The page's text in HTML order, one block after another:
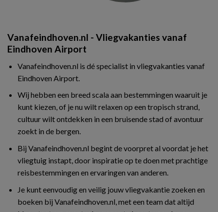
Vanafeindhoven.nl - Vliegvakanties vanaf
Eindhoven Airport
Vanafeindhoven.nl is dé specialist in vliegvakanties vanaf
Eindhoven Airport.
Wij hebben een breed scala aan bestemmingen waaruit je
kunt kiezen, of je nu wilt relaxen op een tropisch strand,
cultuur wilt ontdekken in een bruisende stad of avontuur
zoekt in de bergen.
Bij Vanafeindhoven.nl begint de voorpret al voordat je het
vliegtuig instapt, door inspiratie op te doen met prachtige
reisbestemmingen en ervaringen van anderen.
Je kunt eenvoudig en veilig jouw vliegvakantie zoeken en
boeken bij Vanafeindhoven.nl, met een team dat altijd